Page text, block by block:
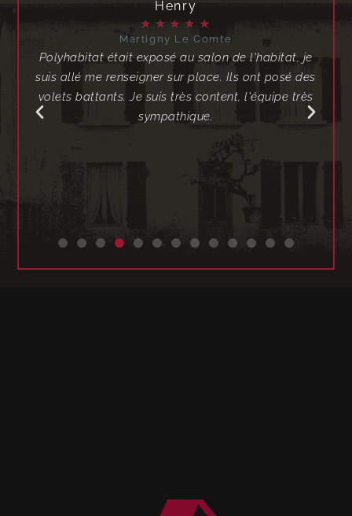
Henry
★ ★ ★ ★ ★
Martigny Le Comte
Polyhabitat était exposé au salon de l'habitat, je
suis allé me renseigner sur place. Ils ont posé des
volets battants. Je suis très content, l'équipe très
sympathique.